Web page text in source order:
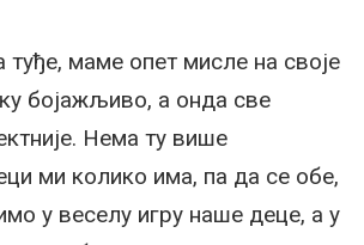
туђе, маме опет мисле на своје
бојажљиво, а онда све
Нема ту више
ми колико има, па да се обе,
у веселу игру наше деце, а у